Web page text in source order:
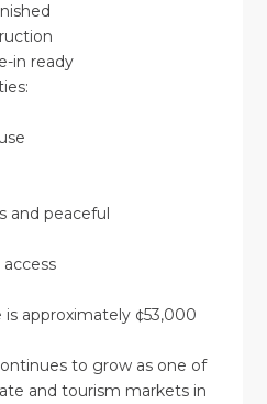
in ready
and peaceful
approximately ¢53,000
to grow as one of
and tourism markets in